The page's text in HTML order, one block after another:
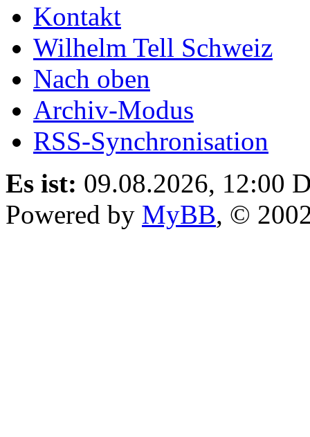
Kontakt
Wilhelm Tell Schweiz
Nach oben
Archiv-Modus
RSS-Synchronisation
Es ist: 09.08.2026, 12:00
Powered by MyBB, ©